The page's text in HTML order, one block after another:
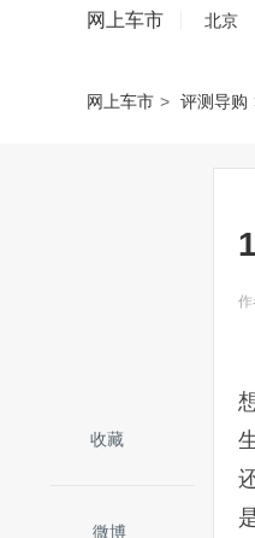
网上车市 北京
网上车市 > 评测导购
收藏
微博